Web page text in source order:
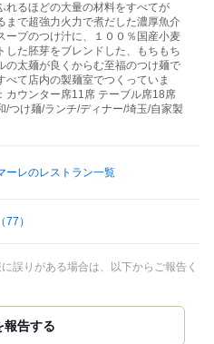
れるほどの大量の材料をすべてが
まで超強力火力で煮だした濃厚魚介
ープのつけ汁に、１００％国産小麦
した胚芽をブレンドした、もちもち
の太麺が良くからむ至福のつけ麺で
べて店内の製麺室でつくっていま
カウンター席11席 テーブル席18席
/つけ麺/ランチ/ディナー/埼玉/自家製
ーレのレストラン一覧
（77）
誤りがある場合は、以下からご報告く
報告する